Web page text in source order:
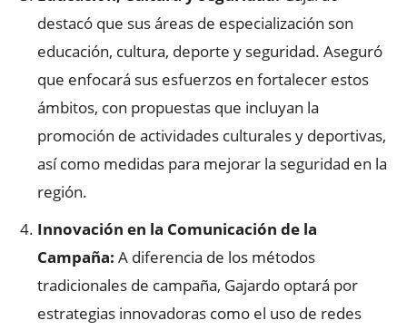
destacó que sus áreas de especialización son
educación, cultura, deporte y seguridad. Aseguró
que enfocará sus esfuerzos en fortalecer estos
ámbitos, con propuestas que incluyan la
promoción de actividades culturales y deportivas,
así como medidas para mejorar la seguridad en la
región.
Innovación en la Comunicación de la
Campaña: A diferencia de los métodos
tradicionales de campaña, Gajardo optará por
estrategias innovadoras como el uso de redes